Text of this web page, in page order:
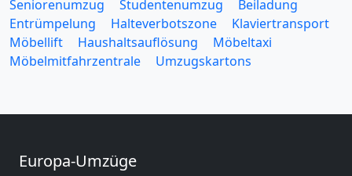
Seniorenumzug
Studentenumzug
Beiladung
Entrümpelung
Halteverbotszone
Klaviertransport
Möbellift
Haushaltsauflösung
Möbeltaxi
Möbelmitfahrzentrale
Umzugskartons
Europa-Umzüge